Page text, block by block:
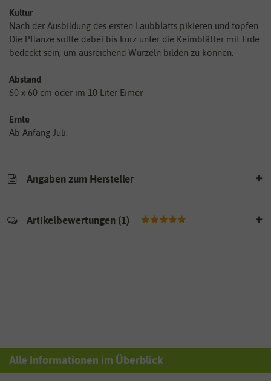
Kultur
Nach der Ausbildung des ersten Laubblatts pikieren und topfen.
Die Pflanze sollte dabei bis kurz unter die Keimblätter mit Erde
bedeckt sein, um ausreichend Wurzeln bilden zu können.
Abstand
60 x 60 cm oder im 10 Liter Eimer
Ernte
Ab Anfang Juli.
Angaben zum Hersteller
Artikelbewertungen (1)
Alle Informationen im Überblick